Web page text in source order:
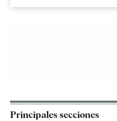
Principales secciones